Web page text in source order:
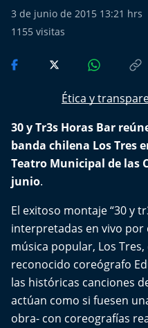
Cultura y Espectáculos
La Ruta del Pulsar
Psicología Abierta
Impacto Tecnológico
Sesiones Dieciocheras
Expreso PM
Conecta Vida
3 de junio de 2015 13:21 hrs
1155 visitas
Ética y
30 y Tr3s Horas Bar
banda chilena Los Tres
Teatro Municipal de las
junio.
El exitoso montaje “30 y
interpretadas en vivo
música popular, Los
reconocido coreógrafo
las históricas canciones
actúan como si fuesen
obra- con coreografías